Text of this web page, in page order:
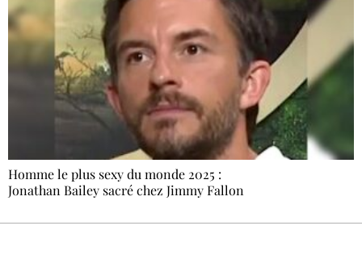
Homme le plus sexy du monde 2025 :
Jonathan Bailey sacré chez Jimmy Fallon